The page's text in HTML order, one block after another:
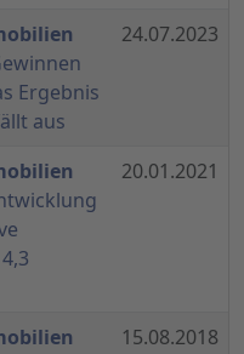
Ergebnis
aus
24.07.2023
20.01.2021
15.08.2018